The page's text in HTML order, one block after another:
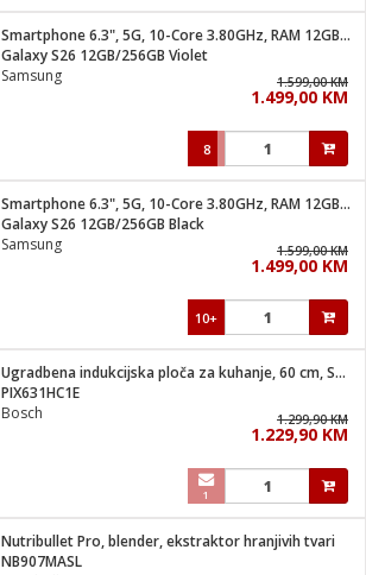
Smartphone 6.3", 5G, 10-Core 3.80GHz, RAM 12GB, 50Mpixel
Galaxy S26 12GB/256GB Violet
Samsung
1.599,00 KM
1.499,00 KM
8
Smartphone 6.3", 5G, 10-Core 3.80GHz, RAM 12GB, 50Mpixel
Galaxy S26 12GB/256GB Black
Samsung
1.599,00 KM
1.499,00 KM
10+
Ugradbena indukcijska ploča za kuhanje, 60 cm, Serie 6
PIX631HC1E
Bosch
1.299,90 KM
1.229,90 KM
1
Nutribullet Pro, blender, ekstraktor hranjivih tvari
NB907MASL